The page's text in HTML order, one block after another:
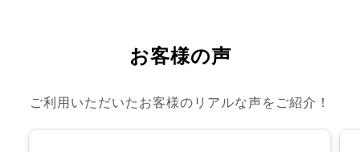
お客様の声
ご利用いただいたお客様のリアルな声をご紹介！